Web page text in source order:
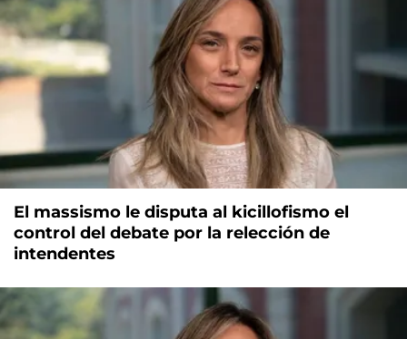
El massismo le disputa al kicillofismo el
control del debate por la relección de
intendentes